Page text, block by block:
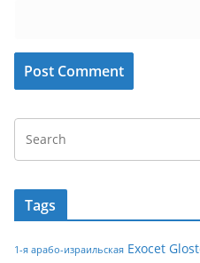
Tags
1-я арабо-израильская Exocet